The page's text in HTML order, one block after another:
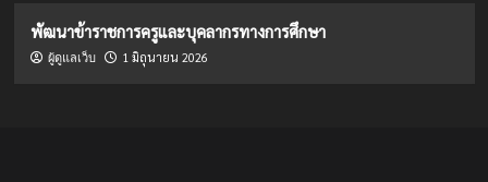
พัฒนาข้าราชการครูและบุคลากรทางการศึกษา
ผู้ดูแลเว็บ 1 มิถุนายน 2026